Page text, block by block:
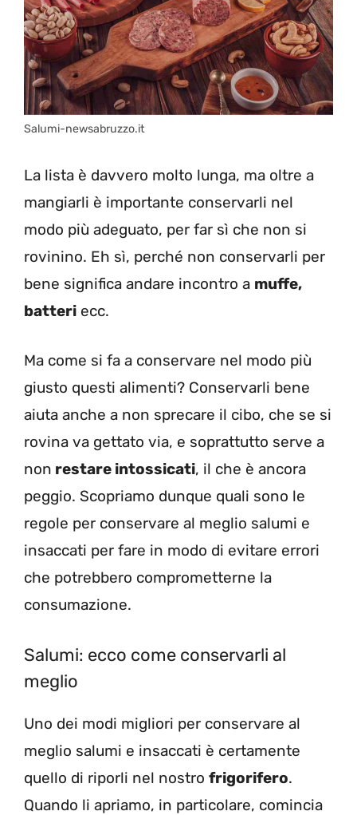
Salumi-newsabruzzo.it
La lista è davvero molto lunga, ma oltre a
mangiarli è importante conservarli nel
modo più adeguato, per far sì che non si
rovinino. Eh sì, perché non conservarli per
bene significa andare incontro a muffe,
batteri ecc.
Ma come si fa a conservare nel modo più
giusto questi alimenti? Conservarli bene
aiuta anche a non sprecare il cibo, che se si
rovina va gettato via, e soprattutto serve a
non restare intossicati, il che è ancora
peggio. Scopriamo dunque quali sono le
regole per conservare al meglio salumi e
insaccati per fare in modo di evitare errori
che potrebbero comprometterne la
consumazione.
Salumi: ecco come conservarli al
meglio
Uno dei modi migliori per conservare al
meglio salumi e insaccati è certamente
quello di riporli nel nostro frigorifero.
Quando li apriamo, in particolare, comincia